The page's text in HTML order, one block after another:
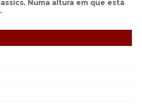
Numa altura em que está